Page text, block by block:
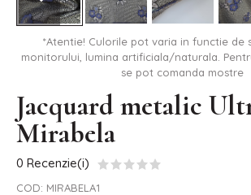
*Atentie! Culorile pot varia in functie de
monitorului, lumina artificiala/naturala.
se pot comanda mostre
Jacquard metalic
Mirabela
0 Recenzie(i)
COD: MIRABELA1